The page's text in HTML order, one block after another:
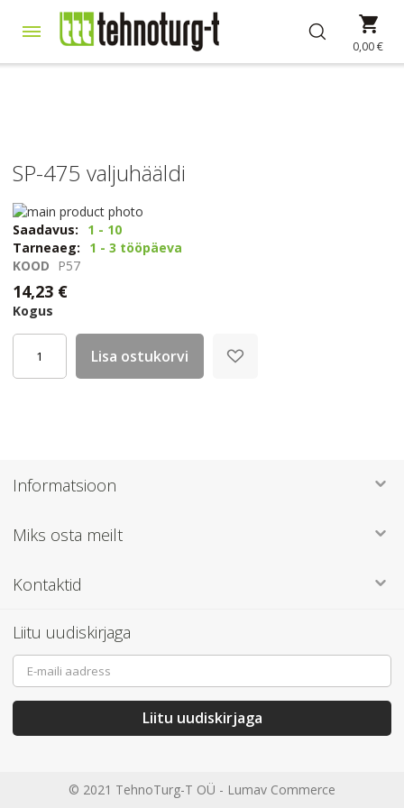
to
0,00 €
SP-475 valjuhääldi
Skip
to
the
end
of
the
images
gallery
Skip
to
the
beginning
of
the
images
gallery
Saadavus:
1 - 10
Tarneaeg:
1 - 3 tööpäeva
KOOD
P57
14,23 €
Kogus
Lisa ostukorvi
Informatsioon
Miks osta meilt
Kontaktid
Liitu uudiskirjaga
Sign
Up
for
Newsletter:
Liitu uudiskirjaga
© 2021 TehnoTurg-T OÜ - Lumav Commerce